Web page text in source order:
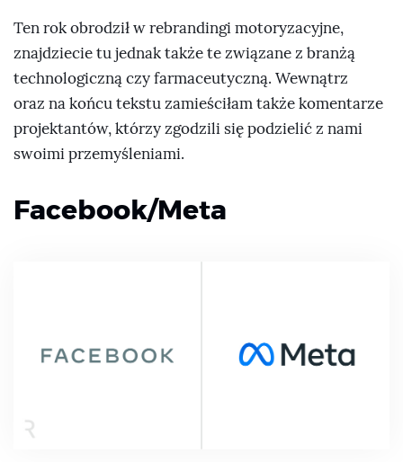
Ten rok obrodził w rebrandingi motoryzacyjne,
znajdziecie tu jednak także te związane z branżą
technologiczną czy farmaceutyczną. Wewnątrz
oraz na końcu tekstu zamieściłam także komentarze
projektantów, którzy zgodzili się podzielić z nami
swoimi przemyśleniami.
Facebook/Meta